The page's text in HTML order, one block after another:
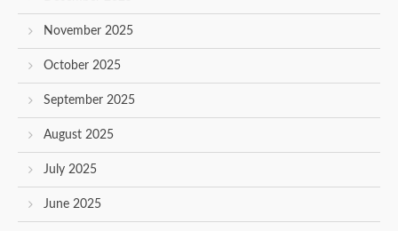
November 2025
October 2025
September 2025
August 2025
July 2025
June 2025